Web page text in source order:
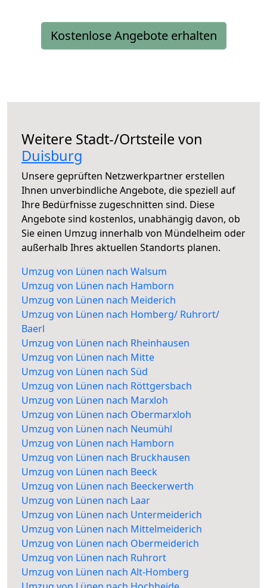
Kostenlose Angebote erhalten
Weitere Stadt-/Ortsteile von
Duisburg
Unsere geprüften Netzwerkpartner erstellen
Ihnen unverbindliche Angebote, die speziell auf
Ihre Bedürfnisse zugeschnitten sind. Diese
Angebote sind kostenlos, unabhängig davon, ob
Sie einen Umzug innerhalb von Mündelheim oder
außerhalb Ihres aktuellen Standorts planen.
Umzug von Lünen nach Walsum
Umzug von Lünen nach Hamborn
Umzug von Lünen nach Meiderich
Umzug von Lünen nach Homberg/ Ruhrort/
Baerl
Umzug von Lünen nach Rheinhausen
Umzug von Lünen nach Mitte
Umzug von Lünen nach Süd
Umzug von Lünen nach Röttgersbach
Umzug von Lünen nach Marxloh
Umzug von Lünen nach Obermarxloh
Umzug von Lünen nach Neumühl
Umzug von Lünen nach Hamborn
Umzug von Lünen nach Bruckhausen
Umzug von Lünen nach Beeck
Umzug von Lünen nach Beeckerwerth
Umzug von Lünen nach Laar
Umzug von Lünen nach Untermeiderich
Umzug von Lünen nach Mittelmeiderich
Umzug von Lünen nach Obermeiderich
Umzug von Lünen nach Ruhrort
Umzug von Lünen nach Alt-Homberg